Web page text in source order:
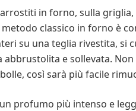
in forno, sulla
classico in forno è
su una teglia rivestita, si
e sollevata.
così sarà più facile
profumo più intenso e